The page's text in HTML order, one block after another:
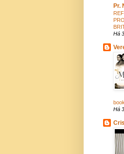
Pr.
Há
book
Há